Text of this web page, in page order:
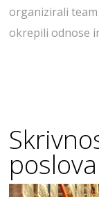
organizirali
okrepili odnose